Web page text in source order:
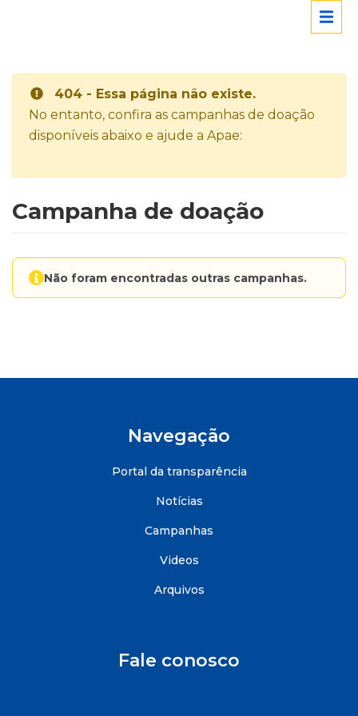
404 - Essa página não existe.
No entanto, confira as campanhas de doação
disponíveis abaixo e ajude a Apae:
Campanha de doação
Não foram encontradas outras campanhas.
Navegação
Portal da transparência
Notícias
Campanhas
Videos
Arquivos
Fale conosco